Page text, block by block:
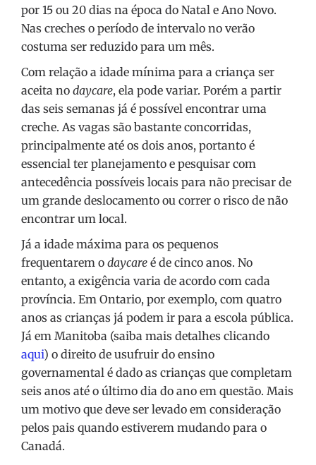
por 15 ou 20 dias na época do Natal e Ano Novo.
Nas creches o período de intervalo no verão
costuma ser reduzido para um mês.
Com relação a idade mínima para a criança ser
aceita no daycare, ela pode variar. Porém a partir
das seis semanas já é possível encontrar uma
creche. As vagas são bastante concorridas,
principalmente até os dois anos, portanto é
essencial ter planejamento e pesquisar com
antecedência possíveis locais para não precisar de
um grande deslocamento ou correr o risco de não
encontrar um local.
Já a idade máxima para os pequenos
frequentarem o daycare é de cinco anos. No
entanto, a exigência varia de acordo com cada
província. Em Ontario, por exemplo, com quatro
anos as crianças já podem ir para a escola pública.
Já em Manitoba (saiba mais detalhes clicando
aqui) o direito de usufruir do ensino
governamental é dado as crianças que completam
seis anos até o último dia do ano em questão. Mais
um motivo que deve ser levado em consideração
pelos pais quando estiverem mudando para o
Canadá.